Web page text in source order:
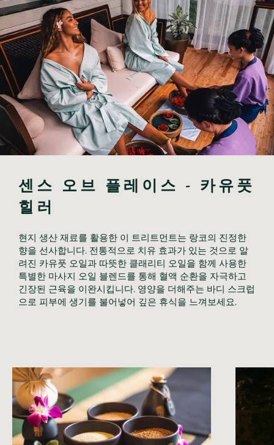
센스 오브 플레이스 - 카유풋
힐러
현지 생산 재료를 활용한 이 트리트먼트는 랑코의 진정한
향을 선사합니다. 전통적으로 치유 효과가 있는 것으로 알
려진 카유풋 오일과 따뜻한 클래리티 오일을 함께 사용한
특별한 마사지 오일 블렌드를 통해 혈액 순환을 자극하고
긴장된 근육을 이완시킵니다. 영양을 더해주는 바디 스크럽